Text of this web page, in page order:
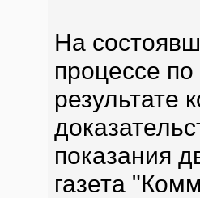
На
процессе
результате
показания
газета